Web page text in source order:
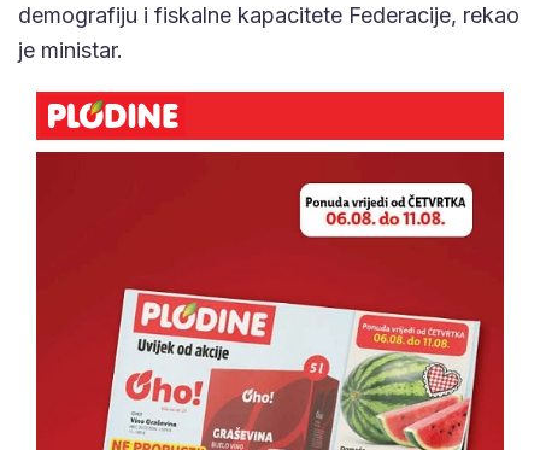
demografiju i fiskalne kapacitete Federacije, rekao
je ministar.